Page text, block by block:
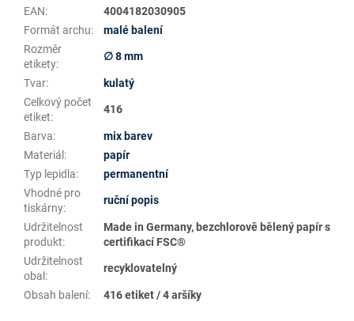
EAN:
4004182030905
Formát archu:
malé balení
Rozměr
etikety:
∅ 8 mm
Tvar:
kulatý
Celkový počet
etiket:
416
Barva:
mix barev
Materiál :
papír
Typ lepidla:
permanentní
Vhodné pro
tiskárny:
ruční popis
Udržitelnost
produkt:
Made in Germany, bezchlorově bělený papír s
certifikací FSC®
Udržitelnost
obal :
recyklovatelný
Obsah balení: 416 etiket / 4 aršíky